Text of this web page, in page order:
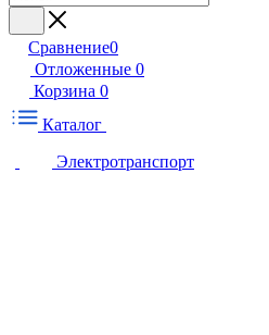
Сравнение0
Отложенные 0
Корзина 0
Каталог
Электротранспорт